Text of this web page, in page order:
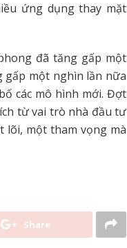
ứng dụng thay mặt
đã tăng gấp một
gấp một nghìn lần nữa
các mô hình mới. Đợt
từ vai trò nhà đầu tư
lõi, một tham vọng mà
Share